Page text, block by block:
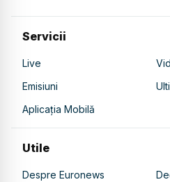
Servicii
Live
Emisiuni
Aplicația Mobilă
Utile
Despre Euronews